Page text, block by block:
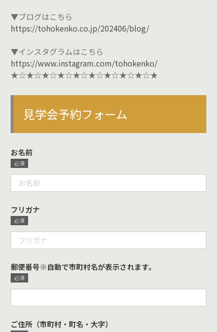
▼ブログはこちら
https://tohokenko.co.jp/202406/blog/
▼インスタグラムはこちら
https://www.instagram.com/tohokenko/
★☆★☆★☆★☆★☆★☆★☆★☆★☆★
見学会予約フォーム
お名前
フリガナ
郵便番号※自動で市町村名が表示されます。
ご住所（市町村・町名・大字）